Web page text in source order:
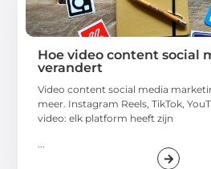
Hoe video content social
verandert
Video content social media
meer. Instagram Reels, TikTok,
video: elk platform heeft zijn
...